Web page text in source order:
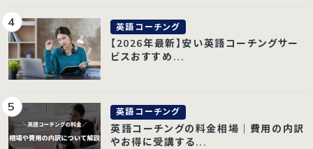
英語コーチング
【2026年最新】安い英語コーチングサー
ビスおすすめ...
英語コーチング
英語コーチングの料金相場｜費用の内訳
やお得に受講する...